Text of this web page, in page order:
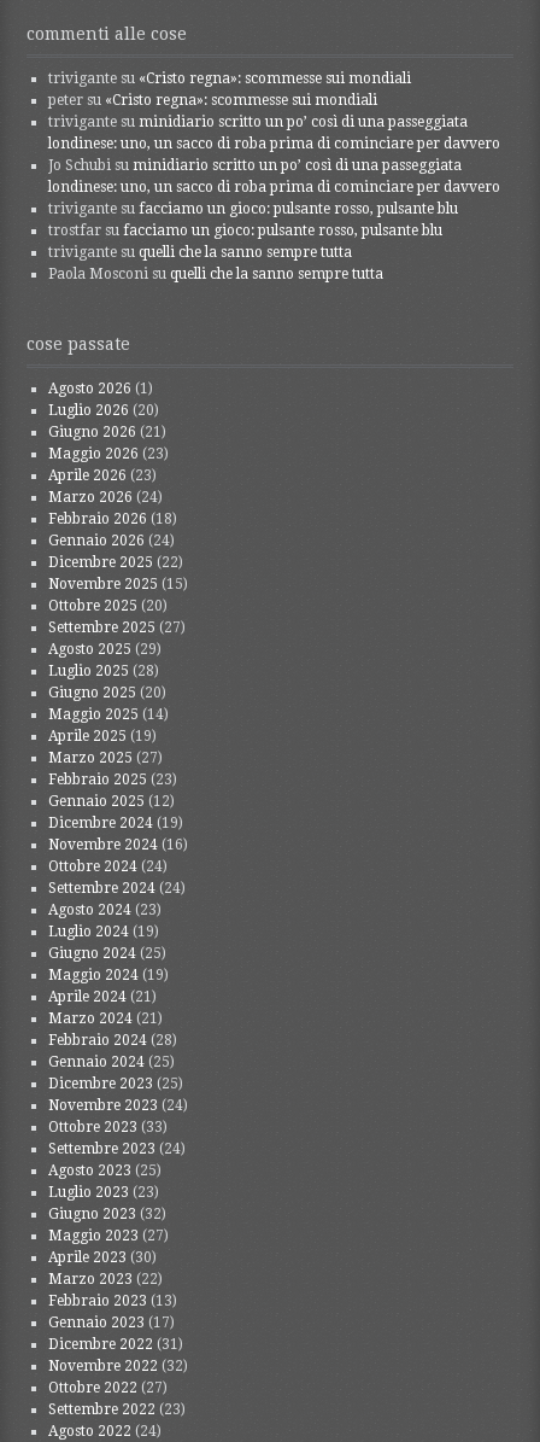
commenti alle cose
trivigante su «Cristo regna»: scommesse sui mondiali
peter su «Cristo regna»: scommesse sui mondiali
trivigante suminidiario scritto un po’ così di una passeggiata
londinese: uno, un sacco di roba prima di cominciare per davvero
Jo Schubi suminidiario scritto un po’ così di una passeggiata
londinese: uno, un sacco di roba prima di cominciare per davvero
trivigante sufacciamo un gioco: pulsante rosso, pulsante blu
trostfar sufacciamo un gioco: pulsante rosso, pulsante blu
trivigante suquelli che la sanno sempre tutta
Paola Mosconi suquelli che la sanno sempre tutta
cose passate
Agosto 2026 (1)
Luglio 2026 (20)
Giugno 2026 (21)
Maggio 2026 (23)
Aprile 2026 (23)
Marzo 2026 (24)
Febbraio 2026 (18)
Gennaio 2026 (24)
Dicembre 2025 (22)
Novembre 2025 (15)
Ottobre 2025 (20)
Settembre 2025 (27)
Agosto 2025 (29)
Luglio 2025 (28)
Giugno 2025 (20)
Maggio 2025 (14)
Aprile 2025 (19)
Marzo 2025 (27)
Febbraio 2025 (23)
Gennaio 2025 (12)
Dicembre 2024 (19)
Novembre 2024 (16)
Ottobre 2024 (24)
Settembre 2024 (24)
Agosto 2024 (23)
Luglio 2024 (19)
Giugno 2024 (25)
Maggio 2024 (19)
Aprile 2024 (21)
Marzo 2024 (21)
Febbraio 2024 (28)
Gennaio 2024 (25)
Dicembre 2023 (25)
Novembre 2023 (24)
Ottobre 2023 (33)
Settembre 2023 (24)
Agosto 2023 (25)
Luglio 2023 (23)
Giugno 2023 (32)
Maggio 2023 (27)
Aprile 2023 (30)
Marzo 2023 (22)
Febbraio 2023 (13)
Gennaio 2023 (17)
Dicembre 2022 (31)
Novembre 2022 (32)
Ottobre 2022 (27)
Settembre 2022 (23)
Agosto 2022 (24)